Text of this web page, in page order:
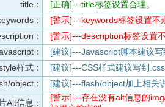
title：
[正确]---title标签设置合理。
：
[警示]---keywords标签设置不
：
[警示]---description标签设置
：
[建议]---Javascript脚本建议
样式：
[建议]---CSS样式建议写到
object：
[建议]---flash/object加上相关
Alt信息：
[警示]---存在没有alt信息的